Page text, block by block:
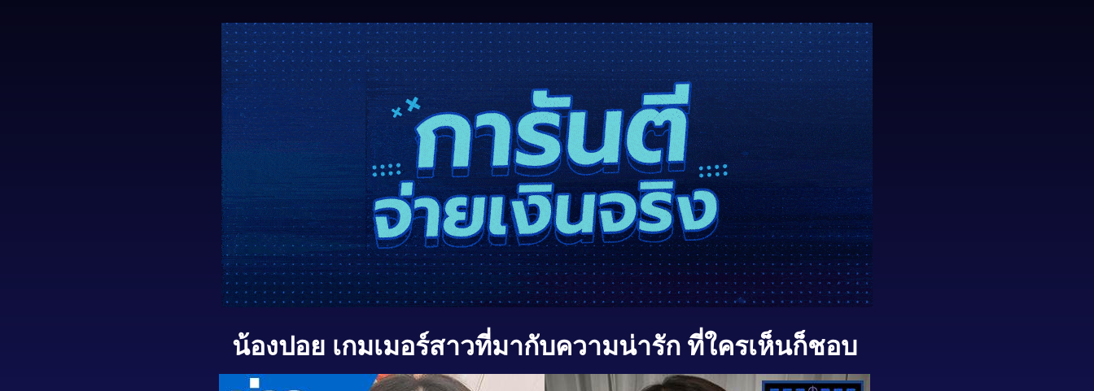
น้องปอย เกมเมอร์สาวที่มากับความน่ารัก ที่ใครเห็นก็ชอบ